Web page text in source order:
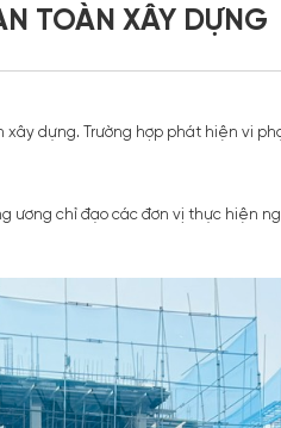
TOÀN XÂY DỰNG
dựng. Trường hợp phát hiện vi
ương chỉ đạo các đơn vị thực hiện